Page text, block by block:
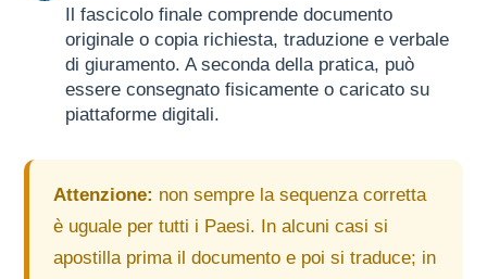
Il fascicolo finale comprende documento
originale o copia richiesta, traduzione e verbale
di giuramento. A seconda della pratica, può
essere consegnato fisicamente o caricato su
piattaforme digitali.
Attenzione: non sempre la sequenza corretta
è uguale per tutti i Paesi. In alcuni casi si
apostilla prima il documento e poi si traduce; in